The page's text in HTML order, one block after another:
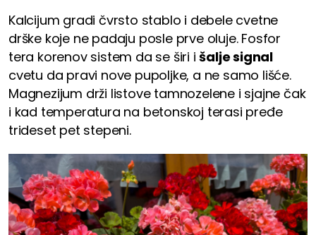
Kalcijum gradi čvrsto stablo i debele cvetne
drške koje ne padaju posle prve oluje. Fosfor
tera korenov sistem da se širi išalje signal
cvetu da pravi nove pupoljke, a ne samo lišće.
Magnezijum drži listove tamnozelene i sjajne čak
i kad temperatura na betonskoj terasi pređe
trideset pet stepeni.